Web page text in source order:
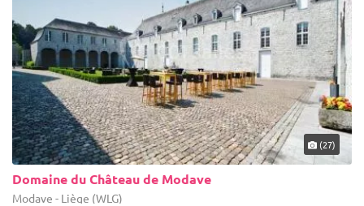
(27)
Domaine du Château de Modave
Modave - Liège (WLG)